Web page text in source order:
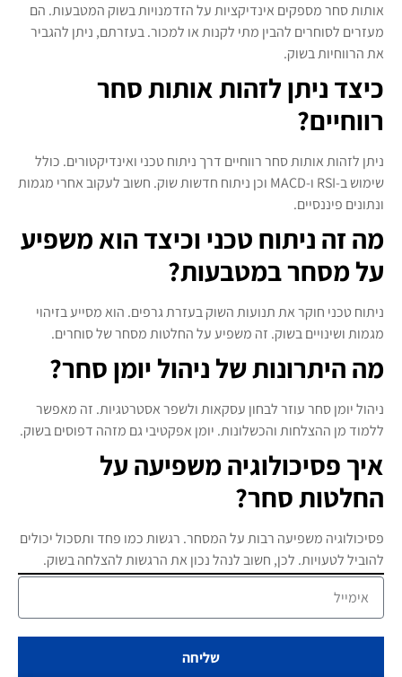
שליחה
אותות סחר מספקים אינדיקציות על הזדמנויות בשוק המטבעות. הם
מעזרים לסוחרים להבין מתי לקנות או למכור. בעזרתם, ניתן להגביר
את הרווחיות בשוק.
כיצד ניתן לזהות אותות סחר
רווחיים?
ניתן לזהות אותות סחר רווחיים דרך ניתוח טכני ואינדיקטורים. כולל
שימוש ב-RSI ו-MACD וכן ניתוח חדשות שוק. חשוב לעקוב אחרי מגמות
ונתונים פיננסיים.
מה זה ניתוח טכני וכיצד הוא משפיע
על מסחר במטבעות?
ניתוח טכני חוקר את תנועות השוק בעזרת גרפים. הוא מסייע בזיהוי
מגמות ושינויים בשוק. זה משפיע על החלטות מסחר של סוחרים.
מה היתרונות של ניהול יומן סחר?
ניהול יומן סחר עוזר לבחון עסקאות ולשפר אסטרטגיות. זה מאפשר
ללמוד מן ההצלחות והכשלונות. יומן אפקטיבי גם מזהה דפוסים בשוק.
איך פסיכולוגיה משפיעה על
החלטות סחר?
פסיכולוגיה משפיעה רבות על המסחר. רגשות כמו פחד ותסכול יכולים
להוביל לטעויות. לכן, חשוב לנהל נכון את הרגשות להצלחה בשוק.